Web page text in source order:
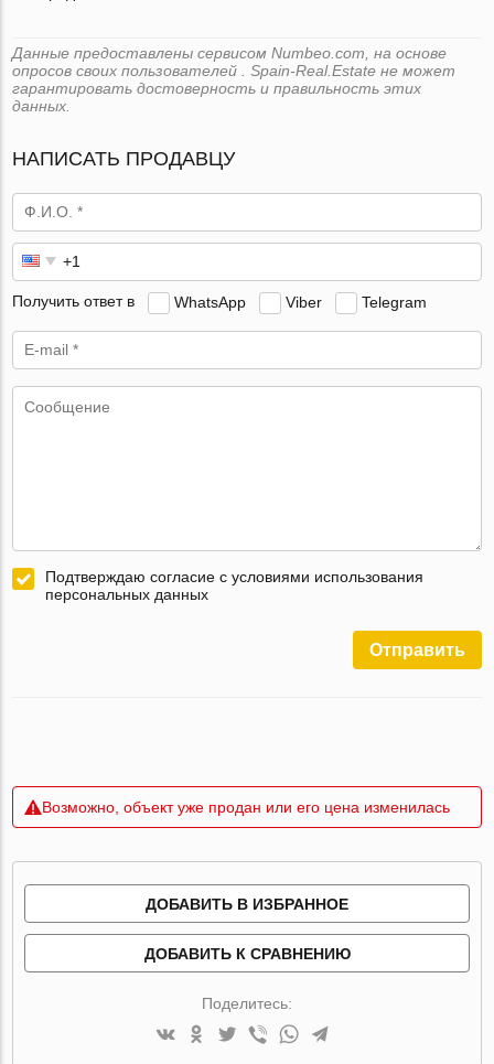
Данные предоставлены сервисом Numbeo.com, на основе
опросов своих пользователей . Spain-Real.Estate не может
гарантировать достоверность и правильность этих
данных.
НАПИСАТЬ ПРОДАВЦУ
Получить ответ в WhatsApp Viber Telegram
Подтверждаю согласие с условиями использования
персональных данных
Отправить
Возможно, объект уже продан или его цена изменилась
ДОБАВИТЬ В ИЗБРАННОЕ
ДОБАВИТЬ К СРАВНЕНИЮ
Поделитесь: